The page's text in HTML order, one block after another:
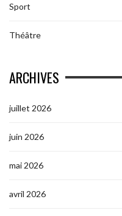
Sport
Théâtre
ARCHIVES
juillet 2026
juin 2026
mai 2026
avril 2026